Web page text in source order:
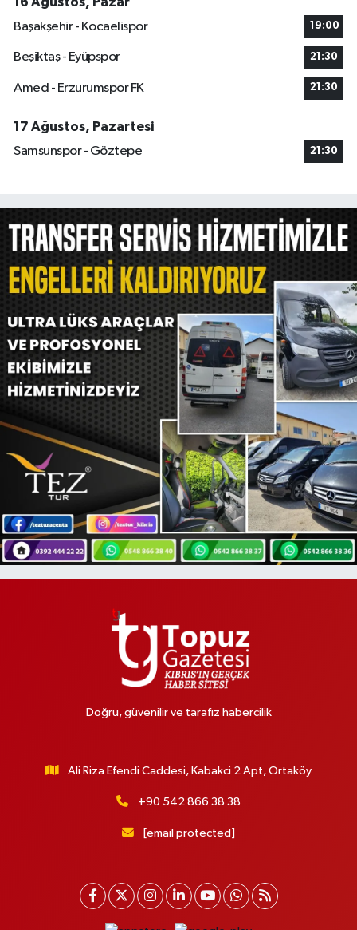
Başakşehir - Kocaelispor
19:00
Beşiktaş - Eyüpspor 21:30
Amed - Erzurumspor FK 21:30
17 Ağustos, Pazartesi
Samsunspor - Göztepe
21:30
Doğru, güvenilir ve tarafız habercilik
Ali Riza Efendi Caddesi, Kabakci 2 Apt, Ortaköy
+90 542 866 38 38
[email protected]